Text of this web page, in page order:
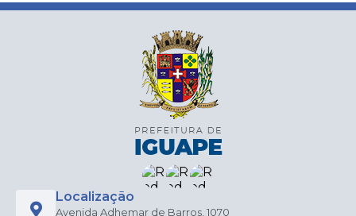
Localização
Avenida Adhemar de Barros, 1070